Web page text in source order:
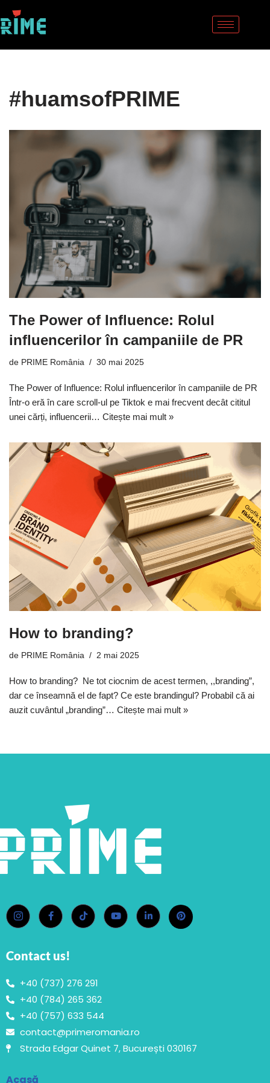
Sari
#huamsofPRIME
The Power of Influence: Rolul
influencerilor în campaniile de PR
de PRIME România 30 mai 2025
The Power of Influence: Rolul influencerilor în campaniile de PR
Într-o eră în care scroll-ul pe Tiktok e mai frecvent decât cititul
unei cărți, influencerii… Citește mai mult »
How to branding?
de PRIME România 2 mai 2025
How to branding? Ne tot ciocnim de acest termen, ,,branding”,
dar ce înseamnă el de fapt? Ce este brandingul? Probabil că ai
auzit cuvântul „branding”… Citește mai mult »
Contact us!
+40 (737) 276 291
+40 (784) 265 362
+40 (757) 633 544
contact@primeromania.ro
Strada Edgar Quinet 7, București 030167
Acasă